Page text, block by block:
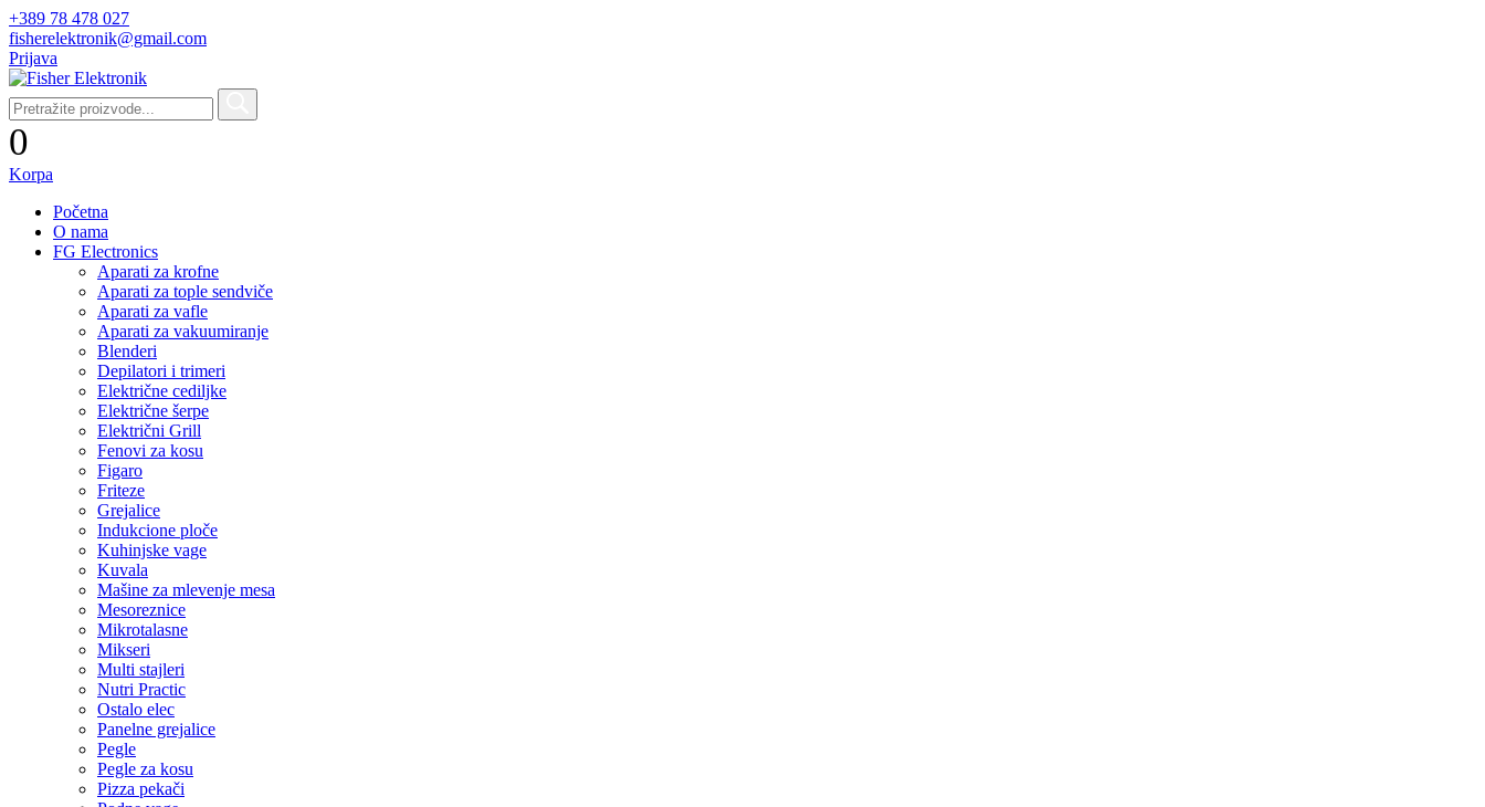
+389 78 478 027
fisherelektronik@gmail.com
Prijava
0
Korpa
Početna
O nama
FG Electronics
Aparati za krofne
Aparati za tople sendviče
Aparati za vafle
Aparati za vakuumiranje
Blenderi
Depilatori i trimeri
Električne cediljke
Električne šerpe
Električni Grill
Fenovi za kosu
Figaro
Friteze
Grejalice
Indukcione ploče
Kuhinjske vage
Kuvala
Mašine za mlevenje mesa
Mesoreznice
Mikrotalasne
Mikseri
Multi stajleri
Nutri Practic
Ostalo elec
Panelne grejalice
Pegle
Pegle za kosu
Pizza pekači